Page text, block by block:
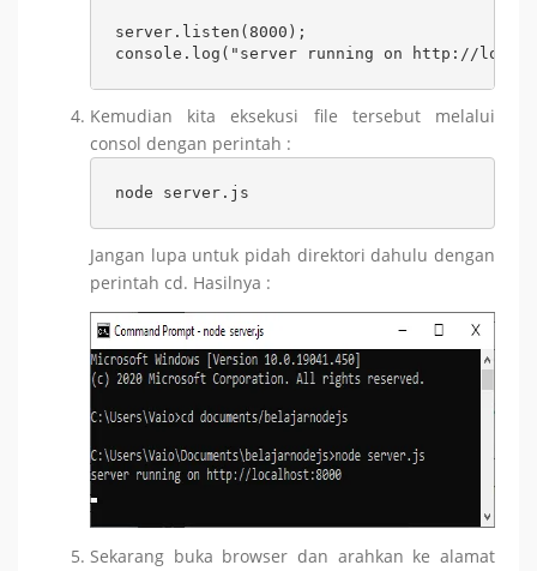
server.listen(8000);
console.log("server running on http://
Kemudian kita eksekusi file tersebut melalui
consol dengan perintah :
node server.js
Jangan lupa untuk pidah direktori dahulu dengan
perintah cd. Hasilnya :
Sekarang buka browser dan arahkan ke alamat